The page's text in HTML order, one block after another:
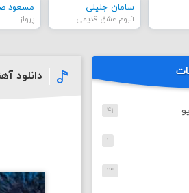
سامان جلیلی
آلبوم عشق قدیمی
مسعود
پرواز
دانلود
۴۱
۱
۱۳